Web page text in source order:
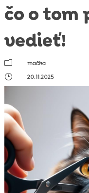
čo o tom
vedieť!
m
mačka
}
20.11.2025